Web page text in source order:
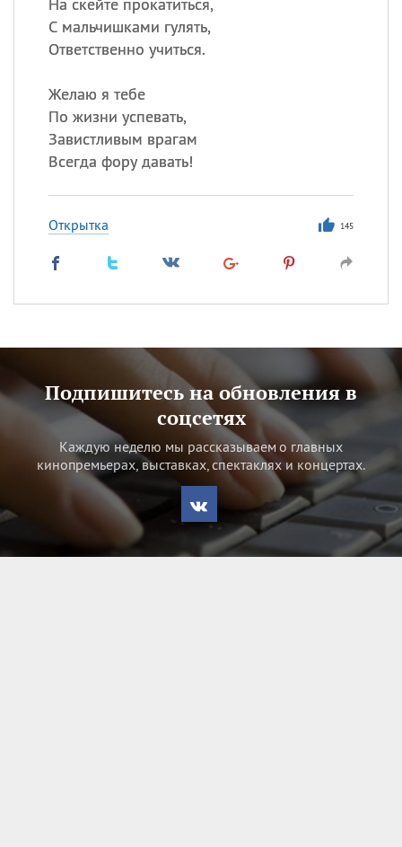
С мальчишками гулять,
Ответственно учиться.
Желаю я тебе
По жизни успевать,
Завистливым врагам
Всегда фору давать!
Открытка 145
Подпишитесь на обновления в
соцсетях
Каждую неделю мы рассказываем о главных
кинопремьерах, выставках, спектаклях и концертах.